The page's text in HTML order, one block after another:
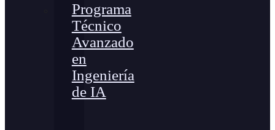
Programa
Técnico
Avanzado
en
Ingeniería
de IA